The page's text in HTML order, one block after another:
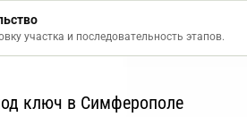
участка и последовательность этапов.
ключ в Симферополе